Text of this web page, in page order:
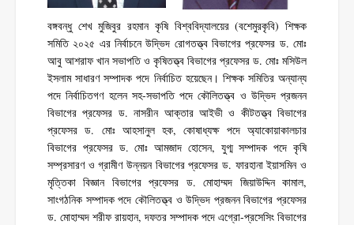
বঙ্গবন্ধু শেখ মুজিবুর রহমান কৃষি বিশ্ববিদ্যালয়ের (বশেমুরকৃবি) শিক্ষক
সমিতি ২০২৫ এর নির্বাচনে উদ্ভিদ রোগতত্ত্ব বিভাগের প্রফেসর ড. মোঃ
আবু আশরাফ খান সভাপতি ও কৃষিতত্ত্ব বিভাগের প্রফেসর ড. মোঃ মসিউল
ইসলাম সাধারণ সম্পাদক পদে নির্বাচিত হয়েছেন। শিক্ষক সমিতির অন্যান্য
পদে নির্বাচিতগণ হলেন সহ-সভাপতি পদে কৌলিতত্ত্ব ও উদ্ভিদ প্রজনন
বিভাগের প্রফেসর ড. নাসরীন আক্তার আইভী ও কীটতত্ত্ব বিভাগের
প্রফেসর ড. মোঃ আহসানুল হক, কোষাধ্যক্ষ পদে অ্যাকোয়াকালচার
বিভাগের প্রফেসর ড. মোঃ আমজাদ হোসেন, যুগ্ম সম্পাদক পদে কৃষি
সম্প্রসারণ ও গ্রামীণ উন্নয়ন বিভাগের প্রফেসর ড. ফারহানা ইয়াসমিন ও
মৃত্তিকা বিজ্ঞান বিভাগের প্রফেসর ড. মোহাম্মদ জিয়াউদ্দিন কামাল,
সাংগঠনিক সম্পাদক পদে কৌলিতত্ত্ব ও উদ্ভিদ প্রজনন বিভাগের প্রফেসর
ড. মোহাম্মদ শরীফ রায়হান, দফতর সম্পাদক পদে এগ্রো-প্রসেসিং বিভাগের